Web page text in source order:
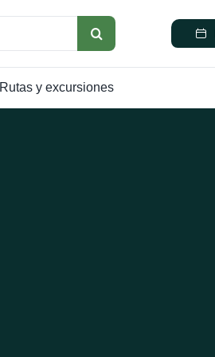
Rutas y excursiones